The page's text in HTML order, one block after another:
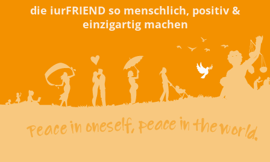
die iurFRIEND so menschlich, positiv &
einzigartig machen